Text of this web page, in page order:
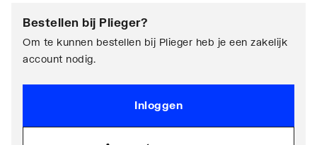
Bestellen bij Plieger?
Om te kunnen bestellen bij Plieger heb je een zakelijk
account nodig.
Inloggen